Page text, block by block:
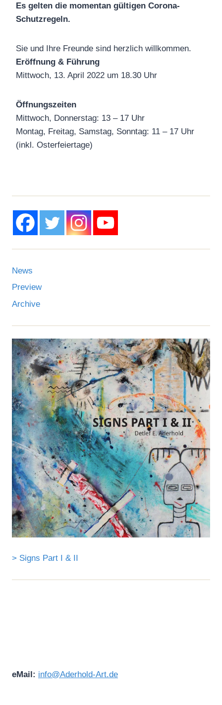
Es gelten die momentan gültigen Corona-
Schutzregeln.
Sie und Ihre Freunde sind herzlich willkommen.
Eröffnung & Führung
Mittwoch, 13. April 2022 um 18.30 Uhr
Öffnungszeiten
Mittwoch, Donnerstag: 13 – 17 Uhr
Montag, Freitag, Samstag, Sonntag: 11 – 17 Uhr
(inkl. Osterfeiertage)
News
Preview
Archive
> Signs Part I & II
eMail: info@Aderhold-Art.de